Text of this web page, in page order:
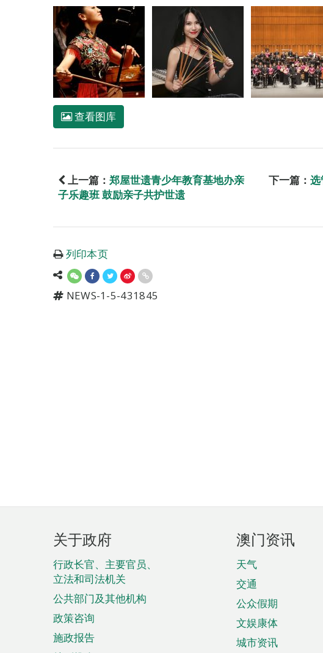
查看图库
上一篇： 郑屋世遗青少年教育基地办亲
子乐趣班 鼓励亲子共护世遗
下一篇：
列印本页
NEWS-1-5-431845
页
脚
菜
单
关于政府
行政长官、主要官员、
立法和司法机关
公共部门及其他机构
政策咨询
施政报告
澳门资讯
天气
交通
公众假期
文娱康体
城市资讯